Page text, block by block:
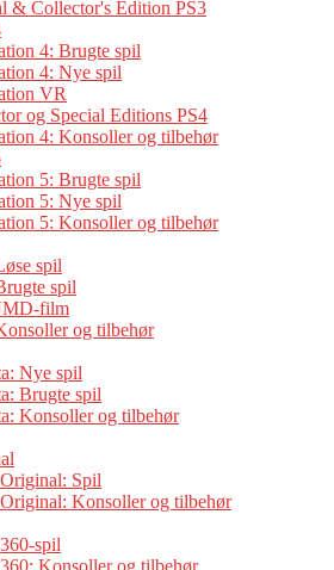
& Collector's Edition PS3
4: Brugte spil
4: Nye spil
VR
og Special Editions PS4
4: Konsoller og tilbehør
5: Brugte spil
5: Nye spil
5: Konsoller og tilbehør
spil
spil
film
og tilbehør
Nye spil
Brugte spil
Konsoller og tilbehør
Spil
Konsoller og tilbehør
spil